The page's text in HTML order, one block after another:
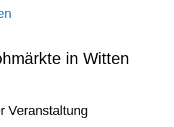
in Witten
Veranstaltung